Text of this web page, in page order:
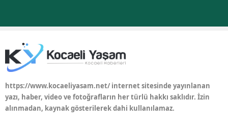
https://www.kocaeliyasam.net/ internet sitesinde yayınlanan
yazı, haber, video ve fotoğrafların her türlü hakkı saklıdır. İzin
alınmadan, kaynak gösterilerek dahi kullanılamaz.